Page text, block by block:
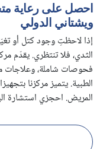
احصل على رعاية
ويشتاني الدولي
إذا لاحظتِ وجود كتل أو
الثدي، فلا تنتظري. يقدّم
فحوصات شاملة، وعلاجات
الطبية. يتميز مركزنا
المريض. احجزي استشارة